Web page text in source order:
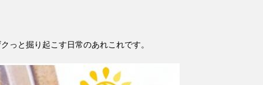
と掘り起こす日常のあれこれです。